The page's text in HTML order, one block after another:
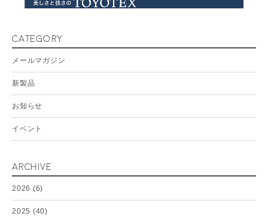
CATEGORY
メールマガジン
新製品
お知らせ
イベント
ARCHIVE
2026 (6)
2025 (40)